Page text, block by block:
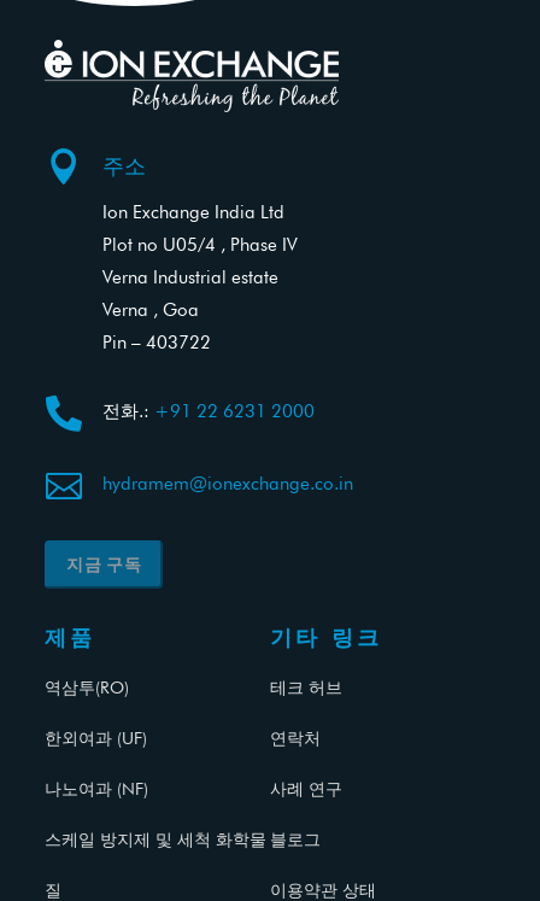
 주소
Ion Exchange India Ltd
Plot no U05/4 , Phase IV
Verna Industrial estate
Verna , Goa
Pin – 403722
 전화.: +91 22 6231 2000
 hydramem@ionexchange.co.in
지금 구독
제품
역삼투(RO)
한외여과 (UF)
나노여과 (NF)
스케일 방지제 및 세척 화학물
질
기타 링크
테크 허브
연락처
사례 연구
블로그
이용약관 상태